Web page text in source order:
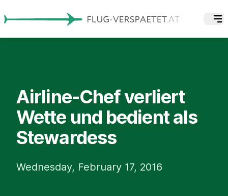
Airline-Chef verliert
Wette und bedient als
Stewardess
Wednesday, February 17, 2016